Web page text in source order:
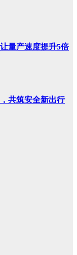
量产速度提升5倍
共筑安全新出行